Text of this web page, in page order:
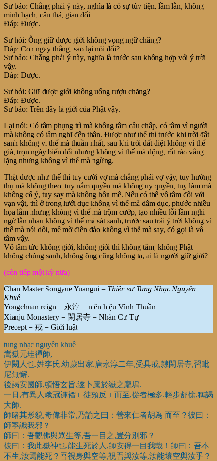
Sư bảo: Chẳng phải ý này, nghĩa là có sự tùy tiện, lầm lẫn, không
minh bạch, cẩu thả, gian dối.
Đáp: Được.
Sư hỏi: Ông giữ được giới không vọng ngữ chăng?
Đáp: Con ngay thẳng, sao lại nói dối?
Sư bảo: Chẳng phải ý này, nghĩa là trước sau không hợp với ý trời
vậy.
Đáp: Được.
Sư hỏi: Giữ được giới không uống rượu chăng?
Đáp: Được.
Sư bảo: Trên đây là giới của Phật vậy.
Lại nói: Có tâm phụng trì mà không tâm câu chấp, có tâm vì người
mà không có tâm nghĩ đến thân. Được như thế thì trước khi trời đất
sanh không vì thế mà thuần nhất, sau khi trời đất diệt không vì thế
già, trọn ngày biến đổi nhưng không vì thế mà động, rốt ráo vắng
lặng nhưng không vì thế mà ngừng.
Thật được như thế thì tuy cưới vợ mà chẳng phải vợ vậy, tuy hưởng
thụ mà không theo, tuy nắm quyền mà không uy quyền, tuy làm mà
không cố ý, tuy say mà không hôn mê. Nếu có thể vô tâm đối với
vạn vật, thì ở trong lưới dục không vì thế mà dâm dục, phước nhiều
họa lắm nhưng không vì thế mà trộm cướp, tạo nhiều lỗi lầm nghi
ngờ lẫn nhau không vì thế mà sát sanh, trước sau trái ý trời không vì
thế mà nói dối, mê mờ điên đảo không vì thế mà say, đó gọi là vô
tâm vậy.
Vô tâm tức không giới, không giới thì không tâm, không Phật
không chúng sanh, không ông cũng không ta, ai là người giữ giới?
(còn tiếp một kỳ nữa)
Chan Master Songyue Yuangui = Thiền sư Tung Nhạc Nguyên
Khuê
Yongchuan reign = 永淳 = niên hiệu Vĩnh Thuần
Xianju Monastery = 閑居寺 = Nhàn Cư Tự
Precept = 戒 = Giới luật
tung nhạc nguyên khuê
嵩嶽元珪禪師,
伊闕人也.姓李氏.幼歲出家.唐永淳二年,受具戒,隸閑居寺,習毗
尼無懈.
後謁安國師,頓悟玄旨,遂卜廬於嶽之龐塢.
一日,有異人峨冠褲褶﹝徒頰反﹞而至,從者極多.輕步舒徐,稱謁
大師.
師睹其形貌,奇偉非常,乃諭之曰：善來仁者胡為 而至？彼曰：
師寧識我邪？
師曰：吾觀佛與眾生等,吾一目之,豈分別邪？
彼曰：我此嶽神也.能生死於人,師安得一目我哉！師曰：吾本
不生,汝焉能死？吾視身與空等,視吾與汝等,汝能壞空與汝乎？